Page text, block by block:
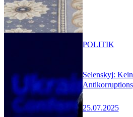
Selenskyj:
25.07.2025
POLITIK